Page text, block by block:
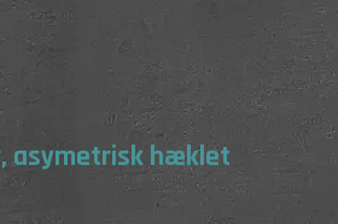
asymetrisk hæklet